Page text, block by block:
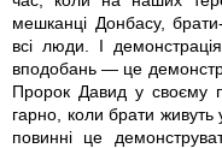
мешканці Донбасу,
всі люди. І
вподобань — це
Пророк Давид у своєму
гарно, коли брати
повинні це